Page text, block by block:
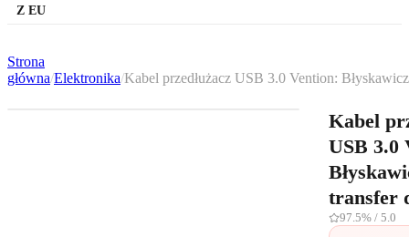
Z EU
Strona
główna/Elektronika/Kabel przedłużacz USB 3.0 Vention:
Kabel
USB 3.0
transfer
97.5% / 5.0